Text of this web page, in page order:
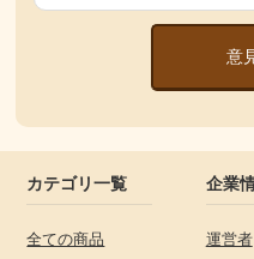
意
カテゴリ一覧
全ての商品
企業
運営者